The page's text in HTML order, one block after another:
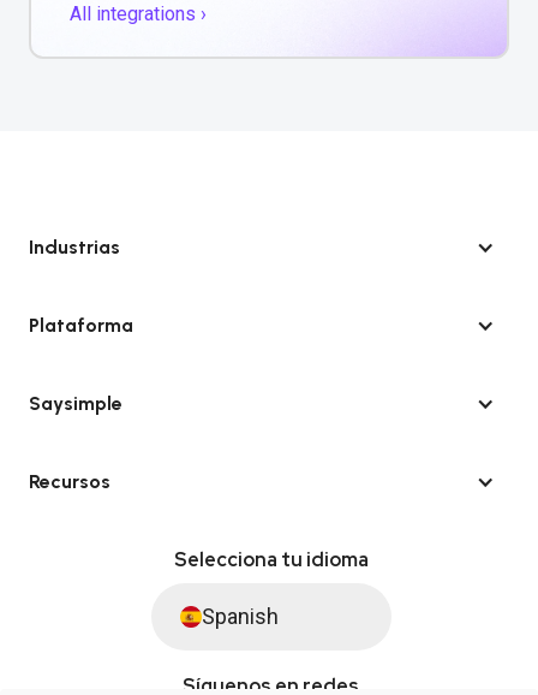
All integrations ›
Industrias
Plataforma
Saysimple
Recursos
Selecciona tu idioma
Spanish
Síguenos en redes